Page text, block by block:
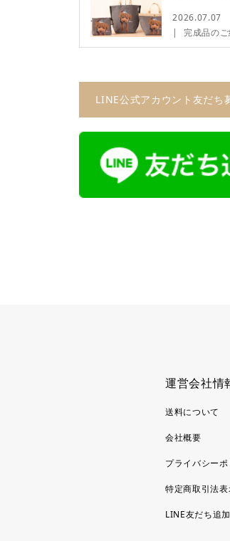
2026.07.07
完成品の
LINE公式アカウント友だち
運営会社情
送料について
会社概要
プライバシー
特定商取引法
LINE友だち追加